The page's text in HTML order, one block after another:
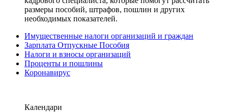
размеры пособий, штрафов, пошлин и других
необходимых показателей.
Имущественные налоги организаций и граждан
Зарплата Отпускные Пособия
Налоги и взносы организаций
Проценты и пошлины
Коронавирус
Календари